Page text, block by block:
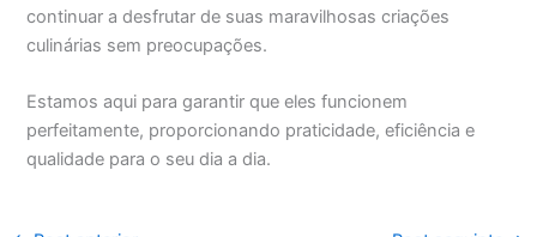
continuar a desfrutar de suas maravilhosas criações
culinárias sem preocupações.
Estamos aqui para garantir que eles funcionem
perfeitamente, proporcionando praticidade, eficiência e
qualidade para o seu dia a dia.